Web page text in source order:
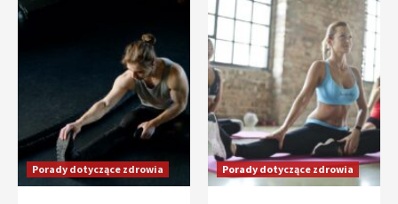
Porady dotyczące zdrowia Porady dotyczące zdrowia